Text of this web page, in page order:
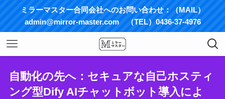
ミラーマスター合同会社へのお問い合わせ：（MAIL）
admin@mirror-master.com （TEL）0436-37-4976
自動化の先へ：セキュアな自己ホスティ
ング型Dify AIチャットボット導入によ